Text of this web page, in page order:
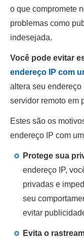
o que compromete
problemas como
indesejada.
Você pode evitar
endereço IP com
altera seu
servidor remoto em
Estes são os
endereço IP com
Protege sua
endereço IP,
privadas e
seu
evitar
Evita o